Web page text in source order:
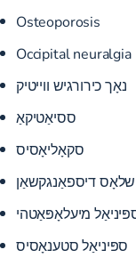
Osteoporosis
Occipital neuralgia
נאָך כירורגיש ווייטיק
ססיאַטיקאַ
סקאָליאָסיס
שלאָס דיספאַנגקשאַן
מיעלאָפּאַטהי
ספּיניאַל סטענאָסיס